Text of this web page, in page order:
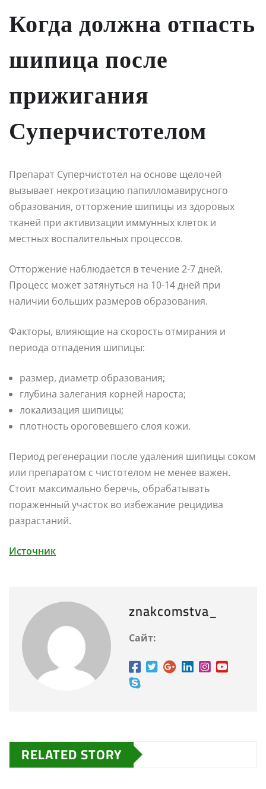
Когда должна отпасть
шипица после
прижигания
Суперчистотелом
Препарат Суперчистотел на основе щелочей
вызывает некротизацию папилломавирусного
образования, отторжение шипицы из здоровых
тканей при активизации иммунных клеток и
местных воспалительных процессов.
Отторжение наблюдается в течение 2-7 дней.
Процесс может затянуться на 10-14 дней при
наличии больших размеров образования.
Факторы, влияющие на скорость отмирания и
периода отпадения шипицы:
размер, диаметр образования;
глубина залегания корней нароста;
локализация шипицы;
плотность ороговевшего слоя кожи.
Период регенерации после удаления шипицы соком
или препаратом с чистотелом не менее важен.
Стоит максимально беречь, обрабатывать
пораженный участок во избежание рецидива
разрастаний.
Источник
znakcomstva_
Сайт:
RELATED STORY